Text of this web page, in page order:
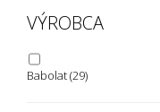
VÝROBCA
Babolat(29)